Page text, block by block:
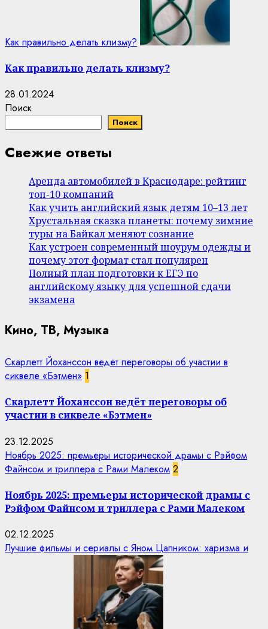
Как правильно делать клизму?
Как правильно делать клизму?
28.01.2024
Поиск
Поиск
Свежие ответы
Аренда автомобилей в Краснодаре: рейтинг
топ-10 компаний
Как учить английский язык детям 10–13 лет
Хрустальная сказка планеты: почему зимние
туры на Байкал меняют сознание
Как устроен современный шоурум одежды и
почему этот формат стал популярен
Полный план подготовки к ЕГЭ по
английскому языку для успешной сдачи
экзамена
Кино, ТВ, Музыка
Скарлетт Йоханссон ведёт переговоры об участии в
сиквеле «Бэтмен» 1
Скарлетт Йоханссон ведёт переговоры об
участии в сиквеле «Бэтмен»
23.12.2025
Ноябрь 2025: премьеры исторической драмы с Рэйфом
Файнсом и триллера с Рами Малеком 2
Ноябрь 2025: премьеры исторической драмы с
Рэйфом Файнсом и триллера с Рами Малеком
02.12.2025
Лучшие фильмы и сериалы с Яном Цапником: харизма и